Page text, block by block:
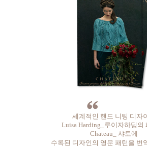
세계적인 핸드 니팅 디자
Luisa Harding_루이자하딩의
Chateau_ 샤토에
수록된 디자인의 영문 패턴을 번